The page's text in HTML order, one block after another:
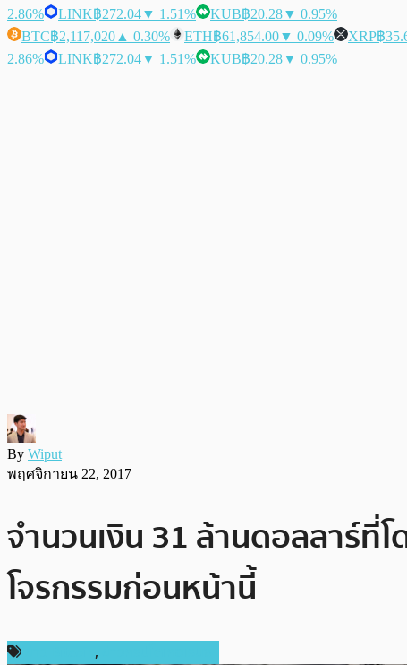
2.86%
LINK฿272.04▼ 1.51% KUB฿20.28▼ 0.95%
BTC฿2,117,020 ▲ 0.30% ETH฿61,854.00▼ 0.09% XRP฿
2.86%
LINK฿272.04▼ 1.51% KUB฿20.28▼ 0.95%
By Wiput
พฤศจิกายน 22, 2017
จำนวนเงิน 31 ล้านดอลลาร์ที่
โจรกรรมก่อนหน้านี้
,